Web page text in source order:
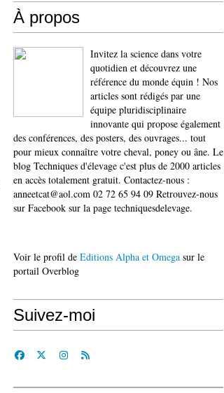
À propos
Invitez la science dans votre
quotidien et découvrez une
référence du monde équin ! Nos
articles sont rédigés par une
équipe pluridisciplinaire
innovante qui propose également
des conférences, des posters, des ouvrages... tout
pour mieux connaître votre cheval, poney ou âne. Le
blog Techniques d'élevage c'est plus de 2000 articles
en accès totalement gratuit. Contactez-nous :
anneetcat@aol.com 02 72 65 94 09 Retrouvez-nous
sur Facebook sur la page techniquesdelevage.
Voir le profil de Editions Alpha et Omega sur le
portail Overblog
Suivez-moi